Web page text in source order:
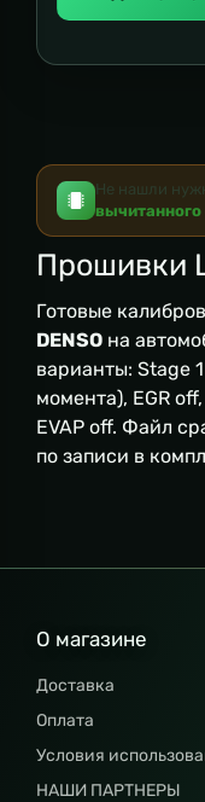
Не нашли
Прошивки
Готовые
DENSO на
варианты: Stage
момента), EGR
EVAP off. Файл
по записи в
О магазине
Доставка
Оплата
Условия
НАШИ ПАРТНЕРЫ